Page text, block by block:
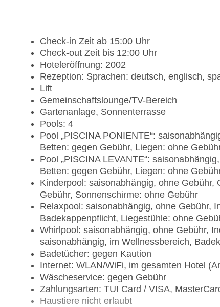
Check-in Zeit ab 15:00 Uhr
Check-out Zeit bis 12:00 Uhr
Hoteleröffnung: 2002
Rezeption: Sprachen: deutsch, englisch,
Lift
Gemeinschaftslounge/TV-Bereich
Gartenanlage, Sonnenterrasse
Pools: 4
Pool „PISCINA PONIENTE“:
Betten: gegen Gebühr, Liegen: ohne
Pool „PISCINA LEVANTE“:
Betten: gegen Gebühr, Liegen: ohne
Kinderpool: saisonabhängig, ohne
Gebühr, Sonnenschirme: ohne Gebühr
Relaxpool: saisonabhängig, ohne Gebühr,
Badekappenpflicht, Liegestühle: ohne
Whirlpool: saisonabhängig, ohne Gebühr,
saisonabhängig, im Wellnessbereich,
Badetücher: gegen Kaution
Internet: WLAN/WiFi, im gesamten Hotel
Wäscheservice: gegen Gebühr
Zahlungsarten: TUI Card / VISA,
Haustiere nicht erlaubt